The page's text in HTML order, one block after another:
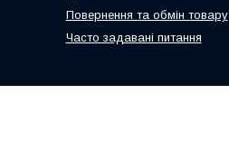
Повернення та обмін товару
Часто задавані питання